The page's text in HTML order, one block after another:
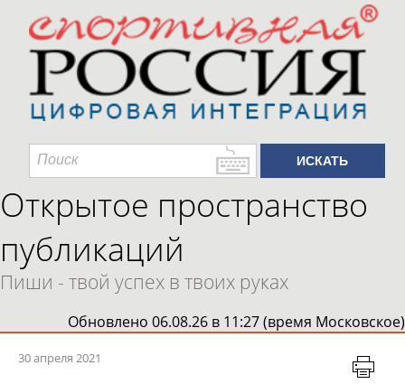
Открытое пространство
публикаций
Пиши - твой успех в твоих руках
Обновлено 06.08.26 в 11:27 (время Московское)
30 апреля 2021